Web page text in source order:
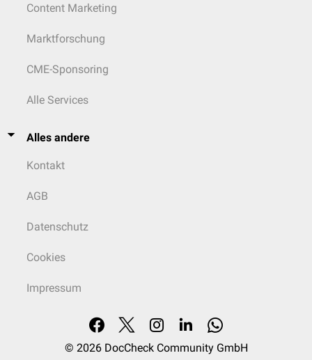
Content Marketing
Marktforschung
CME-Sponsoring
Alle Services
Alles andere
Kontakt
AGB
Datenschutz
Cookies
Impressum
© 2026 DocCheck Community GmbH